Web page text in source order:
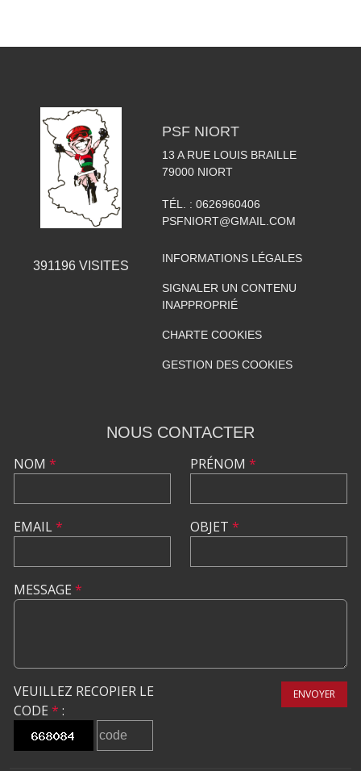
391196VISITES
PSF NIORT
13 A RUE LOUIS BRAILLE
79000 NIORT
TÉL. : 0626960406
PSFNIORT@GMAIL.COM
INFORMATIONS LÉGALES
SIGNALER UN CONTENU
INAPPROPRIÉ
CHARTE COOKIES
GESTION DES COOKIES
NOUS CONTACTER
NOM *
EMAIL*
PRÉNOM *
OBJET *
MESSAGE *
VEUILLEZ RECOPIER LE
CODE * :
ENVOYER